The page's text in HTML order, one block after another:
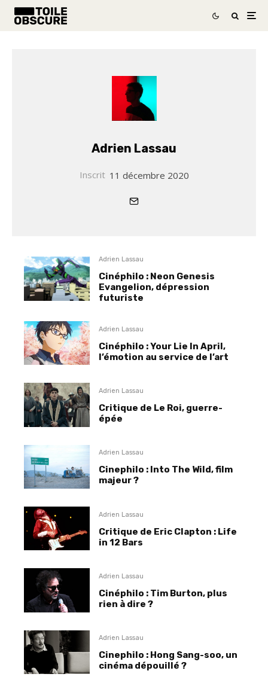
Adrien Lassau
Inscrit 11 décembre 2020
Adrien Lassau
Cinéphilo : Neon Genesis
Evangelion, dépression
futuriste
Adrien Lassau
Cinéphilo : Your Lie In April,
l’émotion au service de l’art
Adrien Lassau
Critique de Le Roi, guerre-
épée
Adrien Lassau
Cinephilo : Into The Wild, film
majeur ?
Adrien Lassau
Critique de Eric Clapton : Life
in 12 Bars
Adrien Lassau
Cinéphilo : Tim Burton, plus
rien à dire ?
Adrien Lassau
Cinephilo : Hong Sang-soo, un
cinéma dépouillé ?